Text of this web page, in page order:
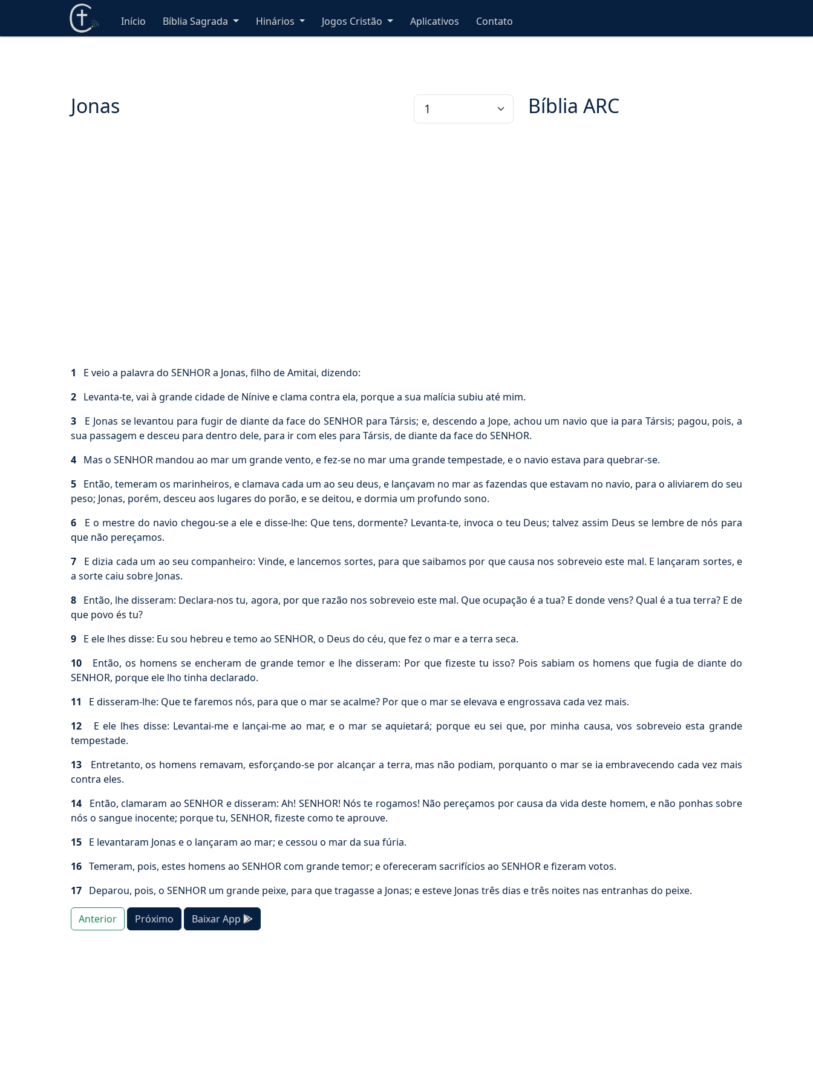
Início Bíblia Sagrada Hinários Jogos Cristão Aplicativos Contato
Jonas Bíblia ARC
1 E veio a palavra do SENHOR a Jonas, filho de Amitai, dizendo:
2 Levanta-te, vai à grande cidade de Nínive e clama contra ela, porque a sua malícia subiu até mim.
3 E Jonas se levantou para fugir de diante da face do SENHOR para Társis; e, descendo a Jope, achou um navio que ia para Társis; pagou, pois, a
sua passagem e desceu para dentro dele, para ir com eles para Társis, de diante da face do SENHOR.
4 Mas o SENHOR mandou ao mar um grande vento, e fez-se no mar uma grande tempestade, e o navio estava para quebrar-se.
5 Então, temeram os marinheiros, e clamava cada um ao seu deus, e lançavam no mar as fazendas que estavam no navio, para o aliviarem do seu
peso; Jonas, porém, desceu aos lugares do porão, e se deitou, e dormia um profundo sono.
6 E o mestre do navio chegou-se a ele e disse-lhe: Que tens, dormente? Levanta-te, invoca o teu Deus; talvez assim Deus se lembre de nós para
que não pereçamos.
7 E dizia cada um ao seu companheiro: Vinde, e lancemos sortes, para que saibamos por que causa nos sobreveio este mal. E lançaram sortes, e
a sorte caiu sobre Jonas.
8 Então, lhe disseram: Declara-nos tu, agora, por que razão nos sobreveio este mal. Que ocupação é a tua? E donde vens? Qual é a tua terra? E de
que povo és tu?
9 E ele lhes disse: Eu sou hebreu e temo ao SENHOR, o Deus do céu, que fez o mar e a terra seca.
10 Então, os homens se encheram de grande temor e lhe disseram: Por que fizeste tu isso? Pois sabiam os homens que fugia de diante do
SENHOR, porque ele lho tinha declarado.
11 E disseram-lhe: Que te faremos nós, para que o mar se acalme? Por que o mar se elevava e engrossava cada vez mais.
12 E ele lhes disse: Levantai-me e lançai-me ao mar, e o mar se aquietará; porque eu sei que, por minha causa, vos sobreveio esta grande
tempestade.
13 Entretanto, os homens remavam, esforçando-se por alcançar a terra, mas não podiam, porquanto o mar se ia embravecendo cada vez mais
contra eles.
14 Então, clamaram ao SENHOR e disseram: Ah! SENHOR! Nós te rogamos! Não pereçamos por causa da vida deste homem, e não ponhas sobre
nós o sangue inocente; porque tu, SENHOR, fizeste como te aprouve.
15 E levantaram Jonas e o lançaram ao mar; e cessou o mar da sua fúria.
16 Temeram, pois, estes homens ao SENHOR com grande temor; e ofereceram sacrifícios ao SENHOR e fizeram votos.
17 Deparou, pois, o SENHOR um grande peixe, para que tragasse a Jonas; e esteve Jonas três dias e três noites nas entranhas do peixe.
Anterior Próximo Baixar App